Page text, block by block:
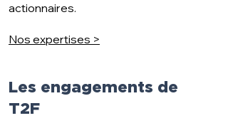
actionnaires.
Nos expertises >
Les engagements de
T2F